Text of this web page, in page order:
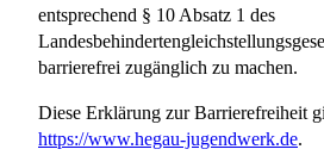
entsprechend § 10 Absatz 1 des
barrierefrei zugänglich zu machen.
Diese Erklärung zur Barrierefreiheit
https://www.hegau-jugendwerk.de.